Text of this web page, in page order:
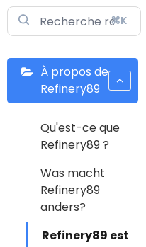
⌘K
À propos de
Refinery89
Qu'est-ce que
Refinery89 ?
Was macht
Refinery89
anders?
Refinery89 est